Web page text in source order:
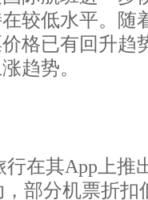
较低水平。随
格已有回升趋
趋势。
在其App上推
，部分机票折扣